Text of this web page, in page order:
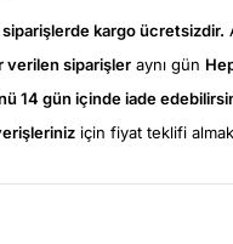
kargo ücretsizdir.
verilen siparişler aynı gün
14 gün içinde iade
için fiyat teklifi